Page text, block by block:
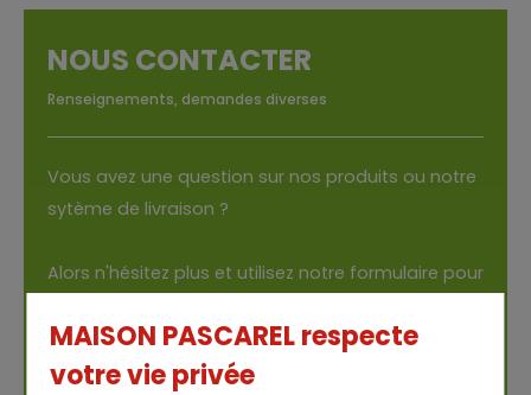
NOUS CONTACTER
Renseignements, demandes diverses
Vous avez une ques­tion sur nos pro­duits ou notre
sytème de livrai­son ?
Alors n'hé­si­tez plus et uti­li­sez notre for­mu­laire pour
Contac­tez nous
MAISON PASCAREL respecte
votre vie privée